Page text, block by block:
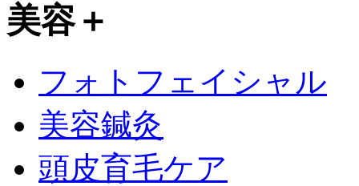
美容＋
フォトフェイシャル
美容鍼灸
頭皮育毛ケア